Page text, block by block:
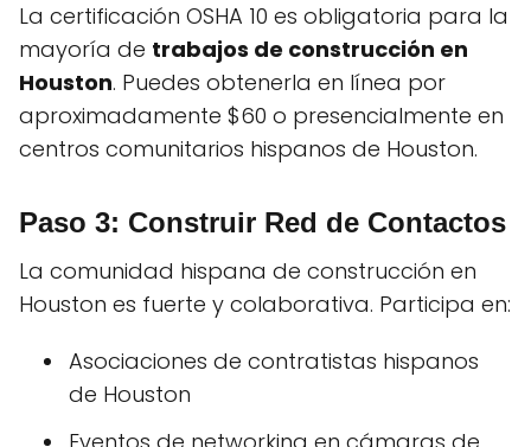
La certificación OSHA 10 es obligatoria para la
mayoría de trabajos de construcción en
Houston. Puedes obtenerla en línea por
aproximadamente $60 o presencialmente en
centros comunitarios hispanos de Houston.
Paso 3: Construir Red de Contactos
La comunidad hispana de construcción en
Houston es fuerte y colaborativa. Participa en:
Asociaciones de contratistas hispanos
de Houston